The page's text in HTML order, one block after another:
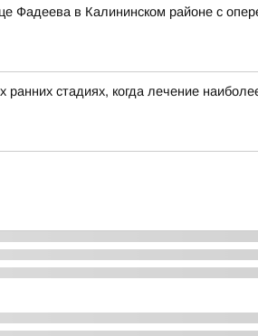
Фадеева в Калининском районе с
стадиях, когда лечение